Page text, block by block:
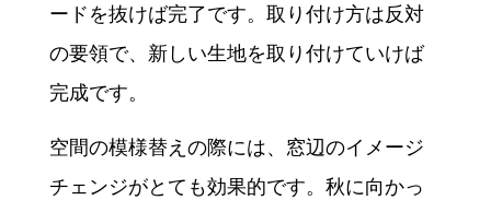
ードを抜けば完了です。取り付け方は反対
の要領で、新しい生地を取り付けていけば
完成です。
空間の模様替えの際には、窓辺のイメージ
チェンジがとても効果的です。秋に向かっ